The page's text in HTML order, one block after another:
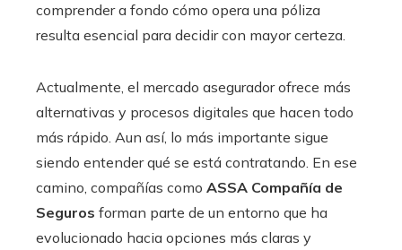
comprender a fondo cómo opera una póliza
resulta esencial para decidir con mayor certeza.
Actualmente, el mercado asegurador ofrece más
alternativas y procesos digitales que hacen todo
más rápido. Aun así, lo más importante sigue
siendo entender qué se está contratando. En ese
camino, compañías como ASSA Compañía de
Seguros forman parte de un entorno que ha
evolucionado hacia opciones más claras y